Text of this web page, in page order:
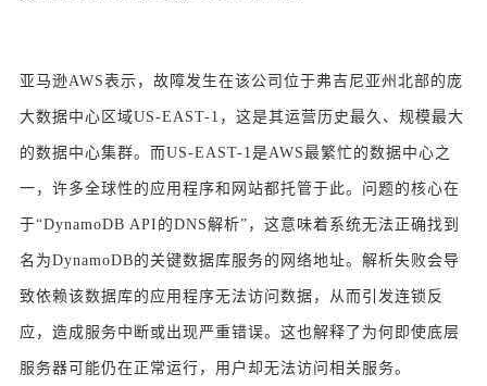
亚马逊AWS表示，故障发生在该公司位于弗吉尼亚州北部的庞
大数据中心区域US-EAST-1，这是其运营历史最久、规模最大
的数据中心集群。 而US-EAST-1是AWS最繁忙的数据中心之
一，许多全球性的应用程序和网站都托管于此。 问题的核心在
于“DynamoDB API的DNS解析”，这意味着系统无法正确找到
名为DynamoDB的关键数据库服务的网络地址。 解析失败会导
致依赖该数据库的应用程序无法访问数据，从而引发连锁反
应，造成服务中断或出现严重错误。 这也解释了为何即使底层
服务器可能仍在正常运行，用户却无法访问相关服务。